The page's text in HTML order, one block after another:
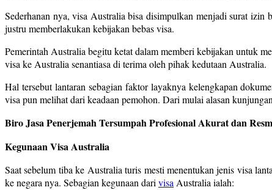
Sederhanan nya, visa Australia bisa disimpulkan menjadi surat izin
justru memberlakukan kebijakan bebas visa.
Pemerintah Australia begitu ketat dalam memberi kebijakan untuk
visa ke Australia senantiasa di terima oleh pihak kedutaan Australia.
Hal tersebut lantaran sebagian faktor layaknya kelengkapan
visa pun melihat dari keadaan pemohon. Dari mulai alasan
Biro Jasa Penerjemah Tersumpah Profesional Akurat dan
Kegunaan Visa Australia
Saat sebelum tiba ke Australia turis mesti menentukan jenis visa
ke negara nya. Sebagian kegunaan dari visa Australia ialah: